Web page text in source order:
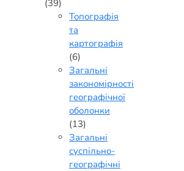
(39)
Топографія
та
картографія
(6)
Загальні
закономірності
географічної
оболонки
(13)
Загальні
суспільно-
географічні